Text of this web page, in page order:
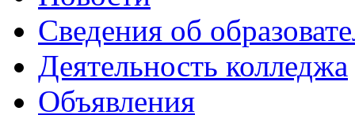
Сведения об
Деятельность колледжа
Объявления